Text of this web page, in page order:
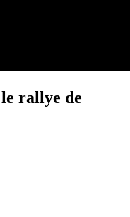
rallye de